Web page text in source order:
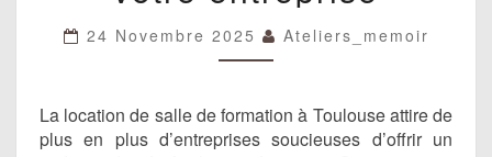
:
LES
AVANTAGES
ENTREPRISE
24 Novembre 2025 Ateliers_memoir
La location de salle de formation à Toulouse attire de
plus en plus d’entreprises soucieuses d’offrir un